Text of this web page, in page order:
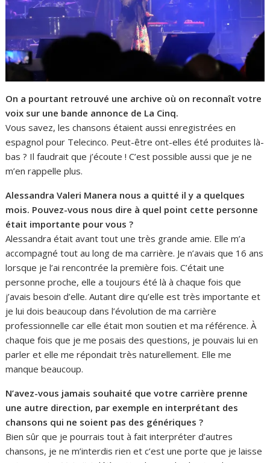
On a pourtant retrouvé une archive où on reconnaît votre
voix sur une bande annonce de La Cinq.
Vous savez, les chansons étaient aussi enregistrées en
espagnol pour Telecinco. Peut-être ont-elles été produites là-
bas ? Il faudrait que j’écoute ! C’est possible aussi que je ne
m’en rappelle plus.
Alessandra Valeri Manera nous a quitté il y a quelques
mois. Pouvez-vous nous dire à quel point cette personne
était importante pour vous ?
Alessandra était avant tout une très grande amie. Elle m’a
accompagné tout au long de ma carrière. Je n’avais que 16 ans
lorsque je l’ai rencontrée la première fois. C’était une
personne proche, elle a toujours été là à chaque fois que
j’avais besoin d’elle. Autant dire qu’elle est très importante et
je lui dois beaucoup dans l’évolution de ma carrière
professionnelle car elle était mon soutien et ma référence. À
chaque fois que je me posais des questions, je pouvais lui en
parler et elle me répondait très naturellement. Elle me
manque beaucoup.
N’avez-vous jamais souhaité que votre carrière prenne
une autre direction, par exemple en interprétant des
chansons qui ne soient pas des génériques ?
Bien sûr que je pourrais tout à fait interpréter d’autres
chansons, je ne m’interdis rien et c’est une porte que je laisse